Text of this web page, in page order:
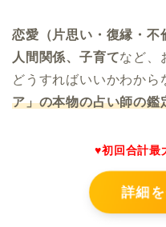
恋愛（片思い・復縁・不
人間関係、子育てなど、
どうすればいいかわから
ア」の本物の占い師の鑑
♥初回合計最
詳細